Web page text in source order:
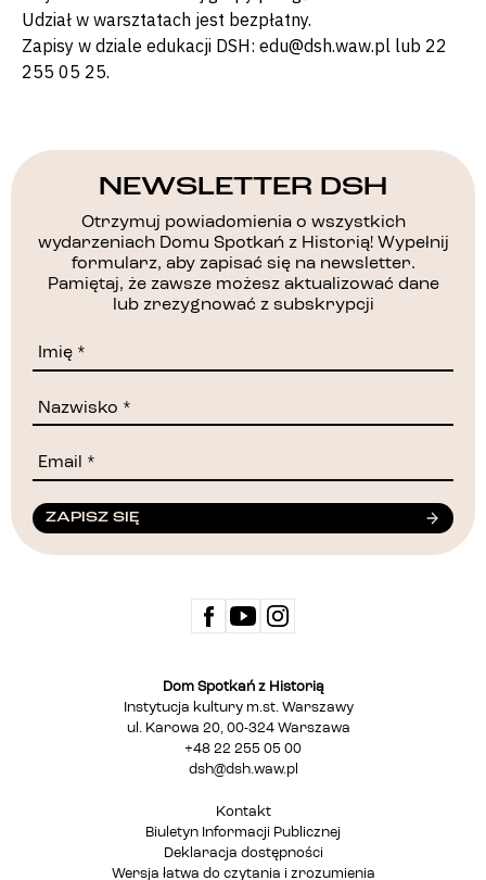
Udział w warsztatach jest bezpłatny.
Zapisy w dziale edukacji DSH: edu@dsh.waw.pl lub 22
255 05 25.
NEWSLETTER DSH
Otrzymuj powiadomienia o wszystkich
wydarzeniach Domu Spotkań z Historią! Wypełnij
formularz, aby zapisać się na newsletter.
Pamiętaj, że zawsze możesz aktualizować dane
lub zrezygnować z subskrypcji
ZAPISZ SIĘ
Dom Spotkań z Historią
Instytucja kultury m.st. Warszawy
ul. Karowa 20, 00-324 Warszawa
+48 22 255 05 00
dsh@dsh.waw.pl
Kontakt
Biuletyn Informacji Publicznej
Deklaracja dostępności
Wersja łatwa do czytania i zrozumienia